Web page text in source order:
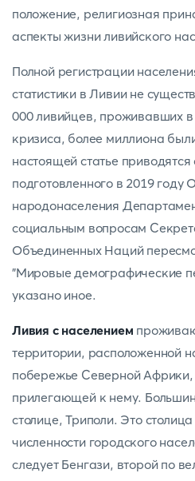
положение, религиозная
аспекты жизни ливийского
Полной регистрации
статистики в Ливии не
000 ливийцев, проживавших
кризиса, более миллиона
настоящей статье
подготовленного в 2019 году
народонаселения
социальным вопросам
Объединенных Наций
"Мировые демографические
указано иное.
Ливия с населением
территории, расположенной
побережье Северной Африки,
прилегающей к нему.
столице, Триполи. Это
численности городского
следует Бенгази, второй по